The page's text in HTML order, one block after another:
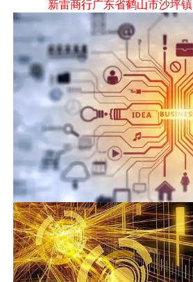
新雷商行广东省鹤山市沙坪镇